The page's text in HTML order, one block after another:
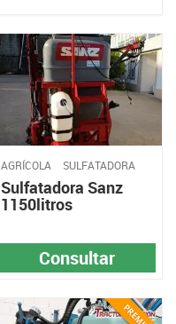
AGRÍCOLA SULFATADORA
Sulfatadora Sanz
1150litros
Consultar